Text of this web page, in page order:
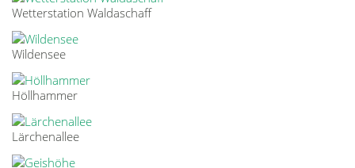
Wetterstation Waldaschaff
Wildensee
Höllhammer
Lärchenallee